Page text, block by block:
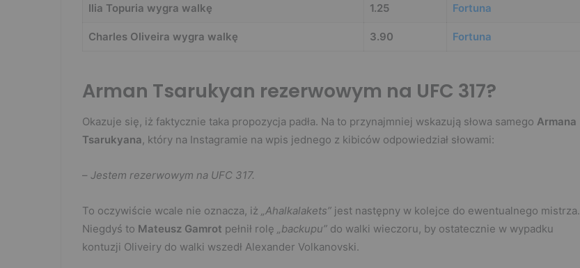
Ilia Topuria wygra walkę 1.25 Fortuna
Charles Oliveira wygra walkę 3.90 Fortuna
Arman Tsarukyan rezerwowym na UFC 317?
Okazuje się, iż faktycznie taka propozycja padła. Na to przynajmniej wskazują słowa samego Armana
Tsarukyana, który na Instagramie na wpis jednego z kibiców odpowiedział słowami:
– Jestem rezerwowym na UFC 317.
To oczywiście wcale nie oznacza, iż „Ahalkalakets” jest następny w kolejce do ewentualnego mistrza.
Niegdyś to Mateusz Gamrot pełnił rolę „backupu” do walki wieczoru, by ostatecznie w wypadku
kontuzji Oliveiry do walki wszedł Alexander Volkanovski.